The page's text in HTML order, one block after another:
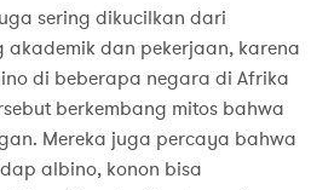
sering dikucilkan dari
dan pekerjaan, karena
di beberapa negara di Afrika
berkembang mitos bahwa
Mereka juga percaya bahwa
albino, konon bisa